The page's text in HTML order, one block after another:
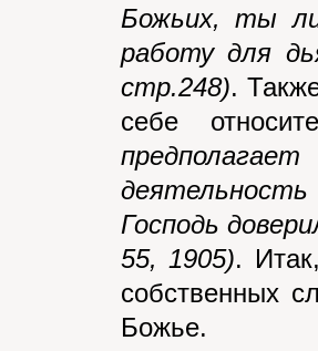
Божьих, ты
работу для
стр.248).
себе
деятельность
Господь
55, 1905).
собственных
Божье.